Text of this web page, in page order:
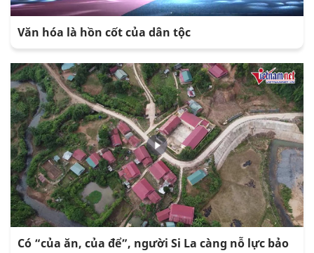
Văn hóa là hồn cốt của dân tộc
Có “của ăn, của để”, người Si La càng nỗ lực bảo